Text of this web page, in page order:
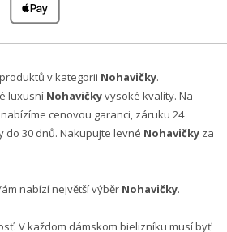
v kategorii Nohavičky.
luxusní Nohavičkyvysoké kvality. Na
cenovou garanci, záruku 24
do 30 dnů. Nakupujte levné Nohavičky za
nabízí největší výběr Nohavičky.
V každom dámskom bielizníku musí byť